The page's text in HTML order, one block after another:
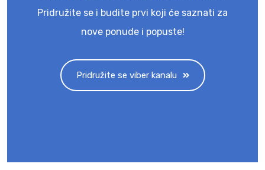
Pridružite se i budite prvi koji će saznati za
nove ponude i popuste!
Pridružite se viber kanalu